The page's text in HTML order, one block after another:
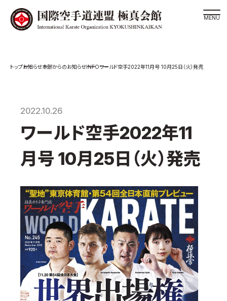
大山倍達総裁 紹介
松井章奎館長 紹介
極真の歴史
極真会館の概要
役員紹介
各委員会紹介
国際空手道連盟について
お知らせ
本部からのお知らせ
支部からのお知らせ
お知らせ本部からのお知らせINFOワールド空手2022年11月号 10月25日（火）発売
2022.10.26
ワールド空手2022年11
月号 10月25日（火）発売